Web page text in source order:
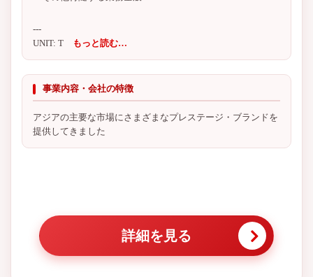
---
UNIT: T もっと読む…
事業内容・会社の特徴
アジアの主要な市場にさまざまなプレステージ・ブランドを
提供してきました
詳細を見る